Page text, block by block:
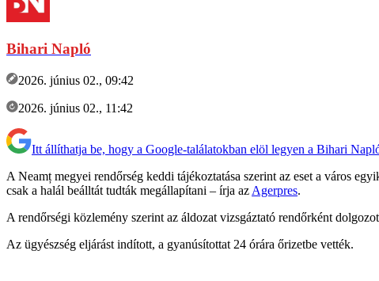
Bihari Napló
2026. június 02., 09:42
2026. június 02., 11:42
Itt állíthatja be, hogy a Google-találatokban elöl legyen a Bihari
A Neamț megyei rendőrség keddi tájékoztatása szerint az eset a város
csak a halál beálltát tudták megállapítani – írja az Agerpres.
A rendőrségi közlemény szerint az áldozat vizsgáztató rendőrként
Az ügyészség eljárást indított, a gyanúsítottat 24 órára őrizetbe vették.